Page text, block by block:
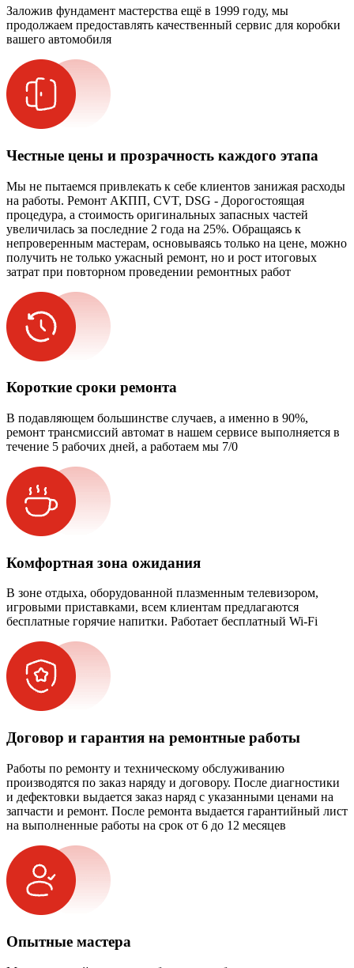
Заложив фундамент мастерства ещё в 1999 году, мы
продолжаем предоставлять качественный сервис для коробки
вашего автомобиля
Честные цены и прозрачность каждого этапа
Мы не пытаемся привлекать к себе клиентов занижая расходы
на работы. Ремонт АКПП, CVT, DSG - Дорогостоящая
процедура, а стоимость оригинальных запасных частей
увеличилась за последние 2 года на 25%. Обращаясь к
непроверенным мастерам, основываясь только на цене, можно
получить не только ужасный ремонт, но и рост итоговых
затрат при повторном проведении ремонтных работ
Короткие сроки ремонта
В подавляющем большинстве случаев, а именно в 90%,
ремонт трансмиссий автомат в нашем сервисе выполняется в
течение 5 рабочих дней, а работаем мы 7/0
Комфортная зона ожидания
В зоне отдыха, оборудованной плазменным телевизором,
игровыми приставками, всем клиентам предлагаются
бесплатные горячие напитки. Работает бесплатный Wi-Fi
Договор и гарантия на ремонтные работы
Работы по ремонту и техническому обслуживанию
производятся по заказ наряду и договору. После диагностики
и дефектовки выдается заказ наряд с указанными ценами на
запчасти и ремонт. После ремонта выдается гарантийный лист
на выполненные работы на срок от 6 до 12 месяцев
Опытные мастера